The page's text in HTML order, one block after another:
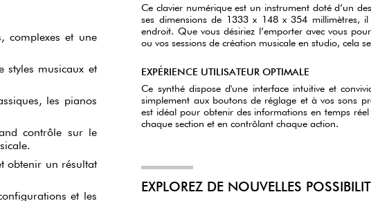
complexes et une
styles musicaux et
les pianos
contrôle sur le
obtenir un résultat
et les
Ce clavier numérique est un instrument doté d’un
ses dimensions de 1333 x 148 x 354 millimètres,
endroit. Que vous désiriez l’emporter avec vous
ou vos sessions de création musicale en studio, cela
EXPÉRIENCE UTILISATEUR OPTIMALE
Ce synthé dispose d'une interface intuitive et
simplement aux boutons de réglage et à vos sons
est idéal pour obtenir des informations en temps
chaque section et en contrôlant chaque action.
EXPLOREZ DE NOUVELLES